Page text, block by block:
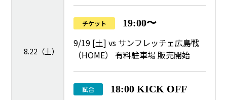
8.22（土）
チケット 19:00〜
9/19 [土] vs サンフレッチェ広島戦
（HOME） 有料駐車場 販売開始
試合 18:00 KICK OFF